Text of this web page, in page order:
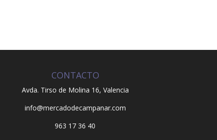
CONTACTO
Avda. Tirso de Molina 16, Valencia
info@mercadodecampanar.com
963 17 36 40